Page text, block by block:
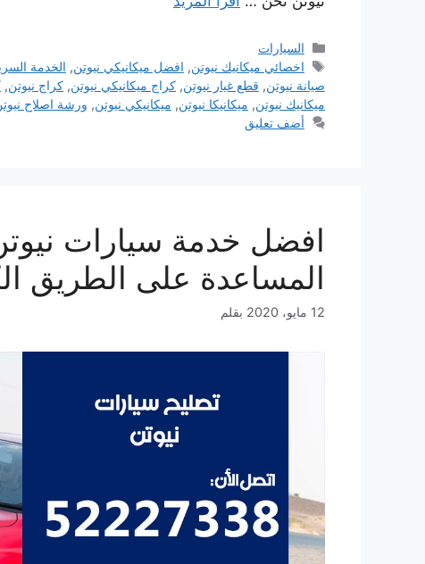
التصنيفات
السيارات
الوسوم
اخصائي ميكانيك نيوتن, افضل ميكانيكي نيوتن, الخدمة
صيانة نيوتن, قطع غيار نيوتن, كراج ميكانيكي نيوتن, كراج نيوتن,
ميكانيك نيوتن, ميكانيكا نيوتن, ميكانيكي نيوتن, ورشة اصلاح
أضف تعليق
المساعدة على الطريق
12 مايو، 2020 بقلم